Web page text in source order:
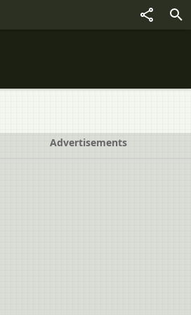
Advertisements